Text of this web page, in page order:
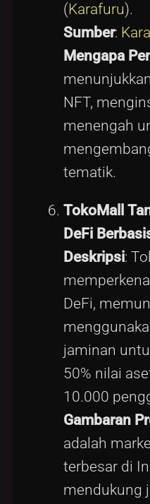
(Karafuru).
Sumber:
Mengapa
NFT,
menengah
tematik.
TokoMall
DeFi
Deskripsi:
DeFi,
jaminan
50% nilai
10.000
Gambaran
adalah
terbesar di
mendukung